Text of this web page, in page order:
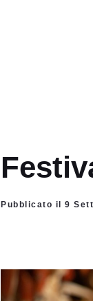
Pubblicato il 9